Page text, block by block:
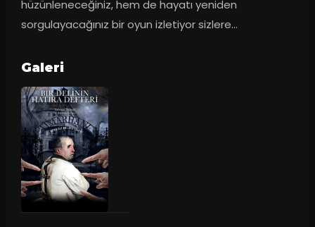
hüzünleneceğiniz, hem de hayatı yeniden
sorgulayacağınız bir oyun izletiyor sizlere…
Galeri